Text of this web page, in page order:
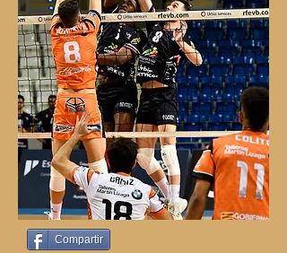
Compartir